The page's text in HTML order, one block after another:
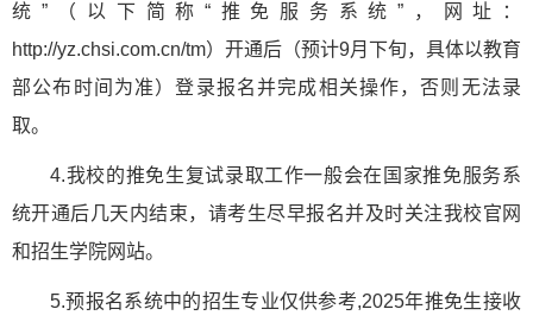
统”（以下简称“推免服务系统”，网址：
http://yz.chsi.com.cn/tm）开通后（预计9月下旬，具体以教育
部公布时间为准）登录报名并完成相关操作，否则无法录
取。
4.我校的推免生复试录取工作一般会在国家推免服务系
统开通后几天内结束，请考生尽早报名并及时关注我校官网
和招生学院网站。
5.预报名系统中的招生专业仅供参考,2025年推免生接收